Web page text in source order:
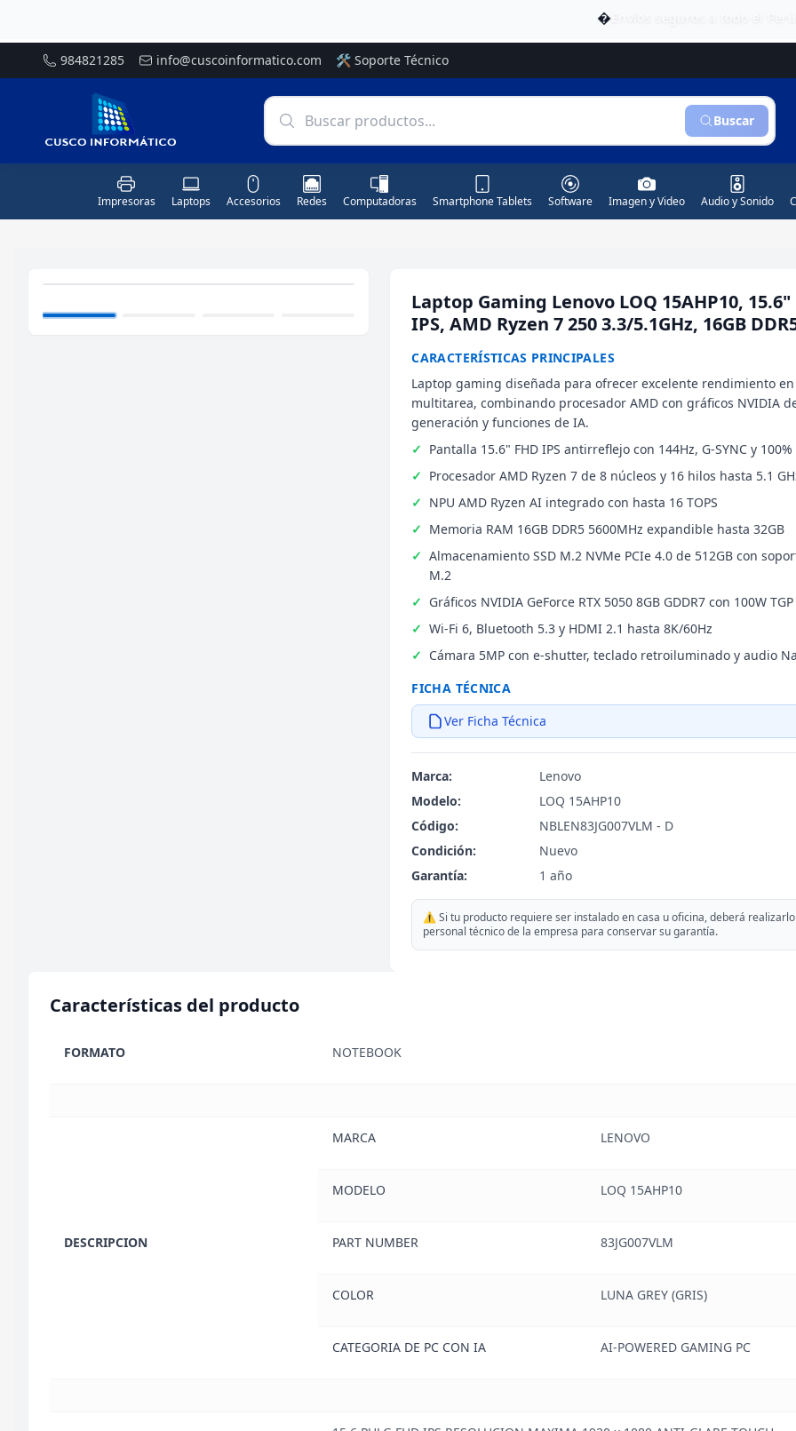
�
984821285 info@cuscoinformatico.com 🛠️ Soporte Técnico
Buscar
Impresoras Laptops Accesorios Redes Computadoras Smartphone Tablets Software Imagen y Video Audio y Sonido
AGOTADO
Laptop Gaming Lenovo LOQ 15AHP10, 15.6"
IPS, AMD Ryzen 7 250 3.3/5.1GHz, 16GB
CARACTERÍSTICAS PRINCIPALES
Laptop gaming diseñada para ofrecer excelente rendimiento
multitarea, combinando procesador AMD con gráficos NVIDIA
generación y funciones de IA.
Pantalla 15.6" FHD IPS antirreflejo con 144Hz, G-SYNC y 100%
Procesador AMD Ryzen 7 de 8 núcleos y 16 hilos hasta 5.1
NPU AMD Ryzen AI integrado con hasta 16 TOPS
Memoria RAM 16GB DDR5 5600MHz expandible hasta 32GB
Almacenamiento SSD M.2 NVMe PCIe 4.0 de 512GB con
M.2
Gráficos NVIDIA GeForce RTX 5050 8GB GDDR7 con 100W TGP
Wi-Fi 6, Bluetooth 5.3 y HDMI 2.1 hasta 8K/60Hz
Cámara 5MP con e-shutter, teclado retroiluminado y audio
FICHA TÉCNICA
Ver Ficha Técnica
Marca:
Lenovo
Modelo:
LOQ 15AHP10
Código:
NBLEN83JG007VLM - D
Condición:
Nuevo
Garantía:
1 año
⚠️ Si tu producto requiere ser instalado en casa u oficina, deberá
personal técnico de la empresa para conservar su garantía.
Características del producto
FORMATO NOTEBOOK
DESCRIPCION
MARCA LENOVO
MODELO LOQ 15AHP10
PART NUMBER 83JG007VLM
COLOR LUNA GREY (GRIS)
CATEGORIA DE PC CON IA AI-POWERED GAMING PC